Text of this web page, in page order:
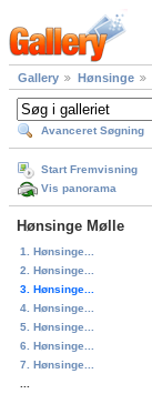
Gallery Hønsinge
Avanceret Søgning
Start Fremvisning
Vis panorama
Hønsinge Mølle
1. Hønsinge...
2. Hønsinge...
3. Hønsinge...
4. Hønsinge...
5. Hønsinge...
6. Hønsinge...
7. Hønsinge...